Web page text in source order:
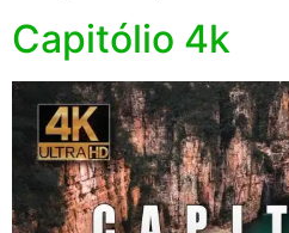
Capitólio 4k